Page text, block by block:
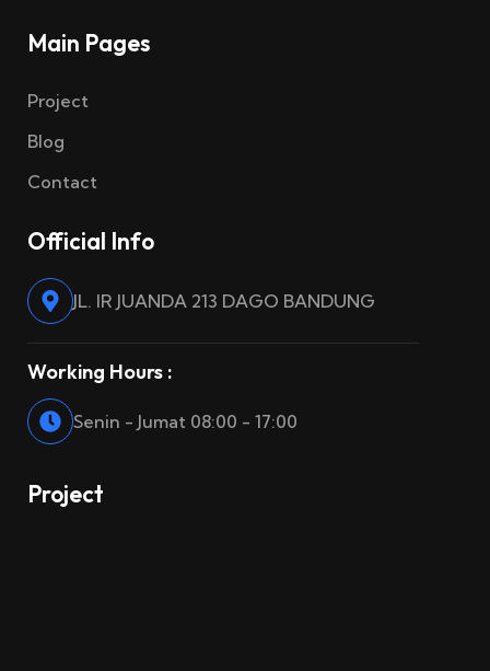
Main Pages
Project
Blog
Contact
Official Info
JL. IR JUANDA 213 DAGO BANDUNG
Working Hours :
Senin - Jumat 08:00 - 17:00
Project